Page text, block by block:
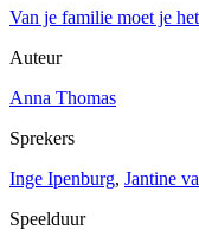
Van je familie moet je
Auteur
Anna Thomas
Sprekers
Inge Ipenburg, Jantine
Speelduur